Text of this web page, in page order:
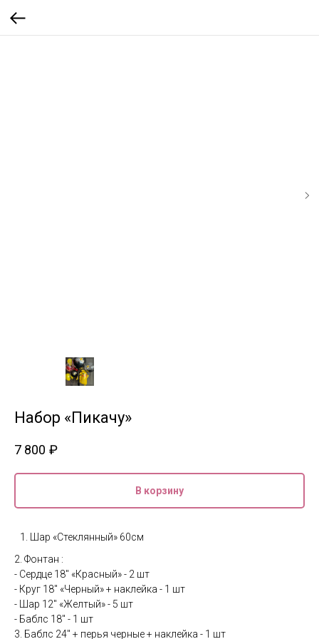
Набор «Пикачу»
7 800 ₽
В корзину
Шар «Стеклянный» 60см
2. Фонтан :
- Сердце 18" «Красный» - 2 шт
- Круг 18" «Черный» + наклейка - 1 шт
- Шар 12" «Желтый» - 5 шт
- Баблс 18" - 1 шт
3. Баблс 24" + перья черные + наклейка - 1 шт